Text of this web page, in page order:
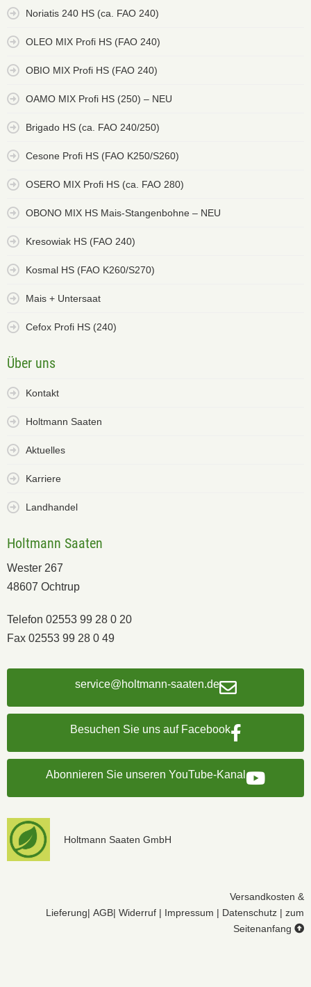
Noriatis 240 HS (ca. FAO 240)
OLEO MIX Profi HS (FAO 240)
OBIO MIX Profi HS (FAO 240)
OAMO MIX Profi HS (250) – NEU
Brigado HS (ca. FAO 240/250)
Cesone Profi HS (FAO K250/S260)
OSERO MIX Profi HS (ca. FAO 280)
OBONO MIX HS Mais-Stangenbohne – NEU
Kresowiak HS (FAO 240)
Kosmal HS (FAO K260/S270)
Mais + Untersaat
Cefox Profi HS (240)
Über uns
Kontakt
Holtmann Saaten
Aktuelles
Karriere
Landhandel
Holtmann Saaten
Wester 267
48607 Ochtrup
Telefon 02553 99 28 0 20
Fax 02553 99 28 0 49
service@holtmann-saaten.de
Besuchen Sie uns auf Facebook
Abonnieren Sie unseren YouTube-Kanal
Holtmann Saaten GmbH
Versandkosten &
Lieferung| AGB| Widerruf | Impressum | Datenschutz | zum
Seitenanfang